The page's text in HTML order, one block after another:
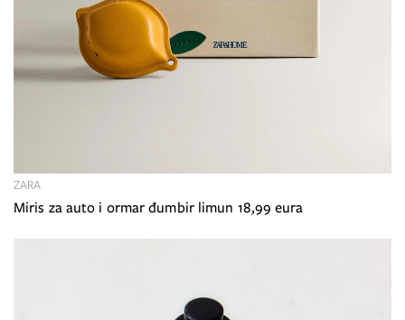
Miris za auto i ormar đumbir limun 18,99 eura
ZARA